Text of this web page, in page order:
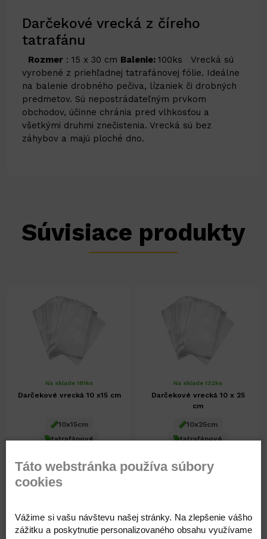
Darčekové vrecká z číreho
tatrafánu
Rozmer : 15 x 30 cm Balenie: 100ks Vrecká sú
vyrobené z priehľadnej tatrafánovej fólie. Ideálne
na balenie drobného pečiva, lízaniek či drobných
predmetov. Sú nepostrádateľným prvkom
obchodov, účinne chránia pred vlhkosťou a
všetkými druhmi znečistenia. Vrecká sú bez
záhybov a majú ploché dno.
Súvisiace produkty
Na sklade 181ks
Darčekové vrecká 10 x15 cm
10x15cm
tatrafánové
2,32 €
2,32 € - +
Na sklade 132ks
Darčekové vrecká 10 x 25
cm
10x25cm
tatrafánové
2,63 €
2,63 € - +
Táto webstránka používa súbory
cookies
Vážime si vašu návštevu našej stránky. Na zlepšenie vášho
zážitku a poskytnutie personalizovaného obsahu využívame